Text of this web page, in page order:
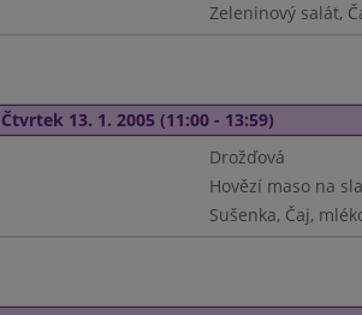
Zeleninový salát,
Čtvrtek 13. 1. 2005 (11:00 - 13:59)
Drožďová
Hovězí maso na
Sušenka, Čaj,